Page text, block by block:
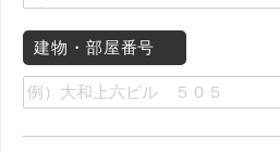
建物・部屋番号